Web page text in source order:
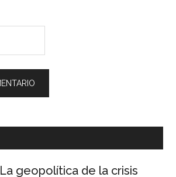
La geopolítica de la crisis